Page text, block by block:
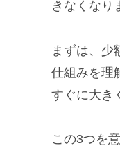
きなくなり
まずは、少
仕組みを理
すぐに大き
この3つを